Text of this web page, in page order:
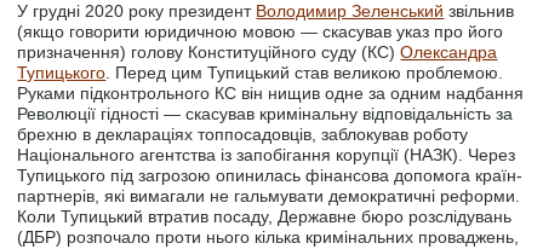
У грудні 2020 року президент Володимир Зеленський звільнив
(якщо говорити юридичною мовою — скасував указ про його
призначення) голову Конституційного суду (КС)Олександра
Тупицького . Перед цим Тупицький став великою проблемою.
Руками підконтрольного КС він нищив одне за одним надбання
Революції гідності — скасував кримінальну відповідальність за
брехню в деклараціях топпосадовців, заблокував роботу
Національного агентства із запобігання корупції (НАЗК). Через
Тупицького під загрозою опинилась фінансова допомога країн-
партнерів, які вимагали не гальмувати демократичні реформи.
Коли Тупицький втратив посаду, Державне бюро розслідувань
(ДБР) розпочало проти нього кілька кримінальних проваджень,